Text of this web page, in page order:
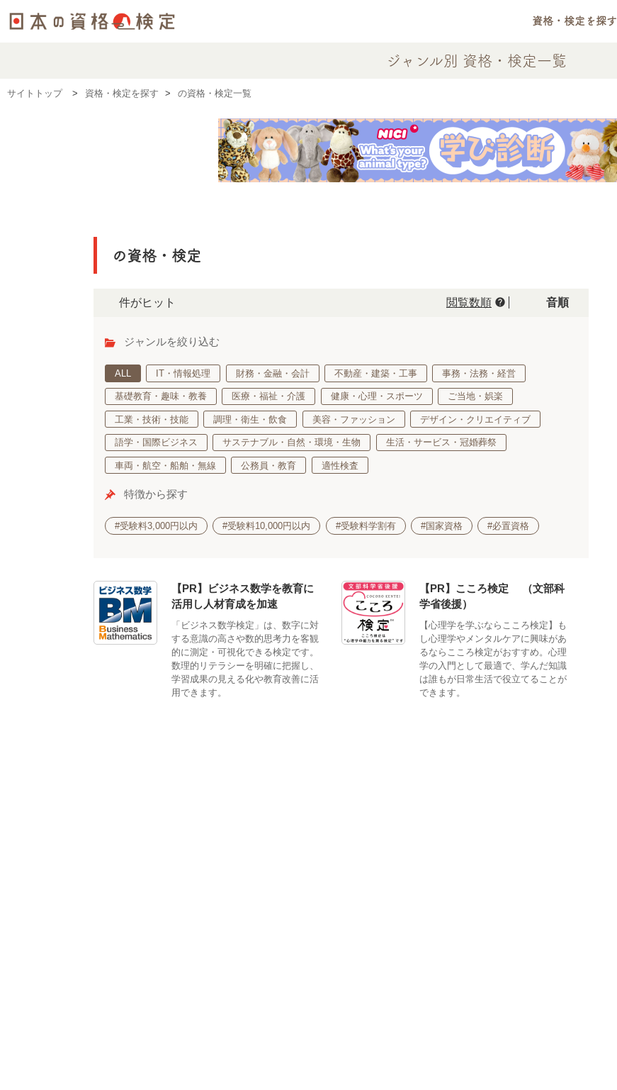
資格・検定を探す
ジャンル別 資格・検定一覧
サイトトップ 資格・検定を探す の資格・検定一覧
の資格・検定
0件がヒット 閲覧数順 help 50音順
ジャンルを絞り込む
ALL IT・情報処理 財務・金融・会計 不動産・建築・工事 事務・法務・経営
基礎教育・趣味・教養 医療・福祉・介護 健康・心理・スポーツ ご当地・娯楽
工業・技術・技能 調理・衛生・飲食 美容・ファッション デザイン・クリエイティブ
語学・国際ビジネス サステナブル・自然・環境・生物 生活・サービス・冠婚葬祭
車両・航空・船舶・無線 公務員・教育 適性検査
特徴から探す
#受験料3,000円以内 #受験料10,000円以内 #受験料学割有 #国家資格 #必置資格
【PR】ビジネス数学を教育に
活用し人材育成を加速
「ビジネス数学検定」は、数字に対
する意識の高さや数的思考力を客観
的に測定・可視化できる検定です。
数理的リテラシーを明確に把握し、
学習成果の見える化や教育改善に活
用できます。
【PR】こころ検定®（文部科
学省後援）
【心理学を学ぶならこころ検定】も
し心理学やメンタルケアに興味があ
るならこころ検定がおすすめ。心理
学の入門として最適で、学んだ知識
は誰もが日常生活で役立てることが
できます。